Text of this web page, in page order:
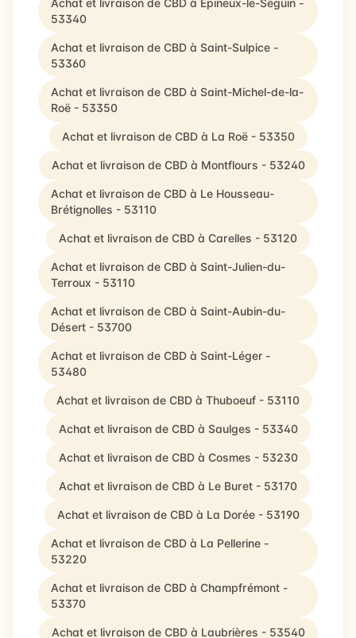
Achat et livraison de CBD à Épineux-le-Seguin -
53340
Achat et livraison de CBD à Saint-Sulpice -
53360
Achat et livraison de CBD à Saint-Michel-de-la-
Roë - 53350
Achat et livraison de CBD à La Roë - 53350
Achat et livraison de CBD à Montflours - 53240
Achat et livraison de CBD à Le Housseau-
Brétignolles - 53110
Achat et livraison de CBD à Carelles - 53120
Achat et livraison de CBD à Saint-Julien-du-
Terroux - 53110
Achat et livraison de CBD à Saint-Aubin-du-
Désert - 53700
Achat et livraison de CBD à Saint-Léger -
53480
Achat et livraison de CBD à Thuboeuf - 53110
Achat et livraison de CBD à Saulges - 53340
Achat et livraison de CBD à Cosmes - 53230
Achat et livraison de CBD à Le Buret - 53170
Achat et livraison de CBD à La Dorée - 53190
Achat et livraison de CBD à La Pellerine -
53220
Achat et livraison de CBD à Champfrémont -
53370
Achat et livraison de CBD à Laubrières - 53540